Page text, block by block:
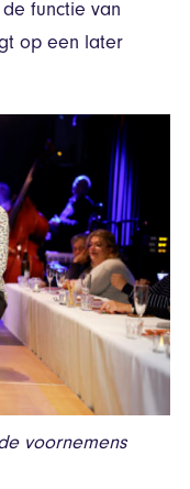
functie van
op een later
voornemens